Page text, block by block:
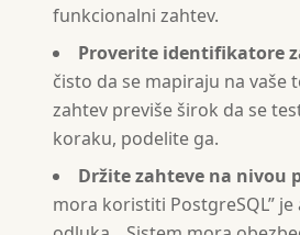
- Every functional
- Every requirement must
- Use "shall" for must-
- Include error states for
- Do not mix design
funkcionalni zahtev.
Proverite identifikatore
čisto da se mapiraju na vaše
zahtev previše širok da se
koraku, podelite ga.
Držite zahteve na nivou
mora koristiti PostgreSQL”